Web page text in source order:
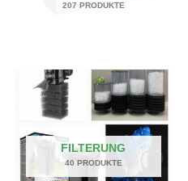
207 PRODUKTE
FILTERUNG
40 PRODUKTE